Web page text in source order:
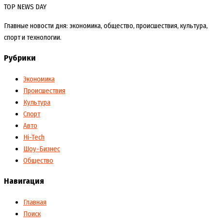
TOP NEWS DAY
Главные новости дня: экономика, общество, происшествия, культура,
спорт и технологии.
Рубрики
Экономика
Происшествия
Культура
Спорт
Авто
Hi-Tech
Шоу-Бизнес
Общество
Навигация
Главная
Поиск